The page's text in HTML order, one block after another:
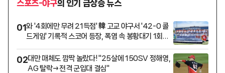
스포츠-야구의 인기 급상승 뉴스
01와 '4회에만 무려 21득점' 韓 고교 야구서 '42-0 콜
드게임' 기록적 스코어 등장, 폭염 속 봉황대기 1회전
02대만 매체도 깜짝 놀랐다! "25살에 150SV 정해영,
AG 탈락→전격 군입대 결심"